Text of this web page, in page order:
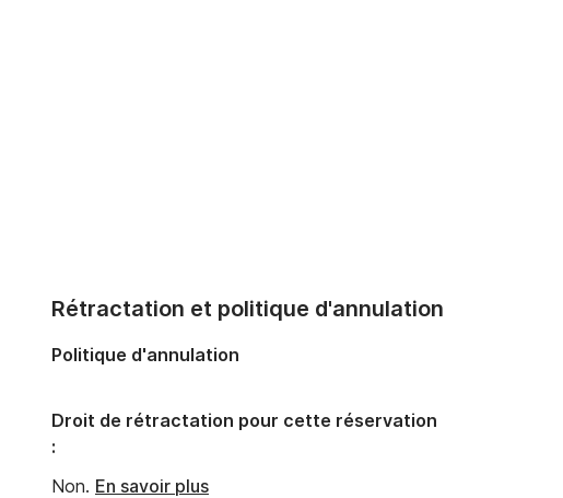
Rétractation et politique d'annulation
Politique d'annulation
Droit de rétractation pour cette réservation
:
Non. En savoir plus